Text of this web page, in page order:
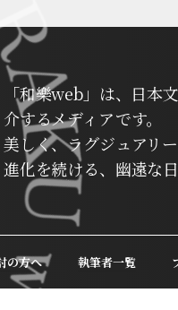
「和樂web」は、日本
介するメディアです。
美しく、ラグジュアリ
進化を続ける、幽遠な
の方へ 執筆者一覧